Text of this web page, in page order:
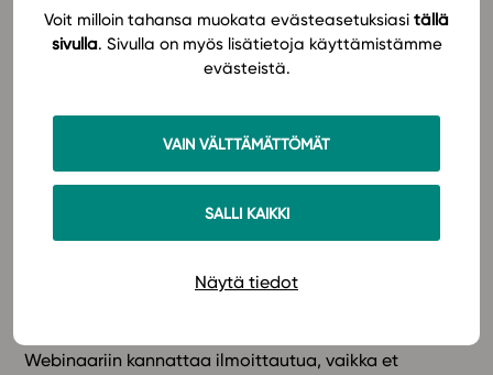
Voit milloin tahansa muokata evästeasetuksiasi tällä
sivulla. Sivulla on myös lisätietoja käyttämistämme
evästeistä.
VAIN VÄLTTÄMÄTTÖMÄT
SALLI KAIKKI
Näytä tiedot
opiskelijan edistymistä voi seurata eri
oppiaineissa.
Pakettilisenssin avulla oppimateriaalien
kaikki oppimateriaalit ovat samalla tutulla
alustalla!
Ilmoittaudu jo tänään mukaan rehtoreille suunnattuun
oppimateriaalitarjontaan ja uuteen nykyaikaiseen
Webinaariin kannattaa ilmoittautua, vaikka et